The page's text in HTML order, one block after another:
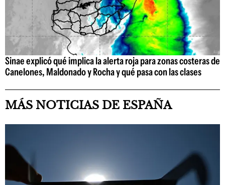
Sinae explicó qué implica la alerta roja para zonas costeras de
Canelones, Maldonado y Rocha y qué pasa con las clases
MÁS NOTICIAS DE ESPAÑA